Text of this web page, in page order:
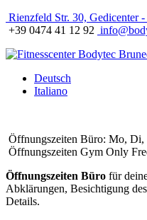
Rienzfeld Str. 30, Gedicenter
+39 0474 41 12 92
Deutsch
Italiano
Öffnungszeiten Büro: Mo,
Öffnungszeiten Gym Only
Öffnungszeiten Büro für
Abklärungen, Besichtigung
Details.